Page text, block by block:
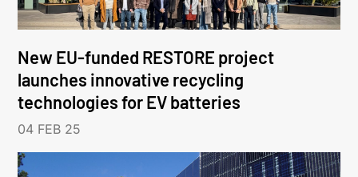
New EU-funded RESTORE project
launches innovative recycling
technologies for EV batteries
04 FEB 25